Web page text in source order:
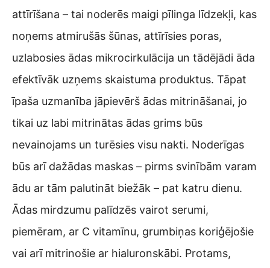
attīrīšana – tai noderēs maigi pīlinga līdzekļi, kas
noņems atmirušās šūnas, attīrīsies poras,
uzlabosies ādas mikrocirkulācija un tādējādi āda
efektīvāk uzņems skaistuma produktus. Tāpat
īpaša uzmanība jāpievērš ādas mitrināšanai, jo
tikai uz labi mitrinātas ādas grims būs
nevainojams un turēsies visu nakti. Noderīgas
būs arī dažādas maskas – pirms svinībām varam
ādu ar tām palutināt biežāk – pat katru dienu.
Ādas mirdzumu palīdzēs vairot serumi,
piemēram, ar C vitamīnu, grumbiņas koriģējošie
vai arī mitrinošie ar hialuronskābi. Protams,